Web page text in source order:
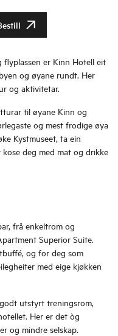
er Kinn Hotell eit
og øyane rundt. Her
og aktivitetar.
til øyane Kinn og
og mest frodige øya
Kystmuseet, ta ein
deg med mat og drikke
frå enkeltrom og
Superior Suite.
og for deg som
med eige kjøkken
utstyrt treningsrom,
Her er det òg
og mindre selskap.